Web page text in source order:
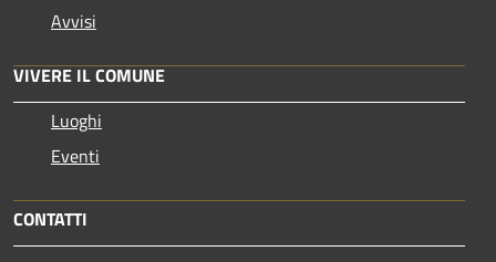
Avvisi
VIVERE IL COMUNE
Luoghi
Eventi
CONTATTI